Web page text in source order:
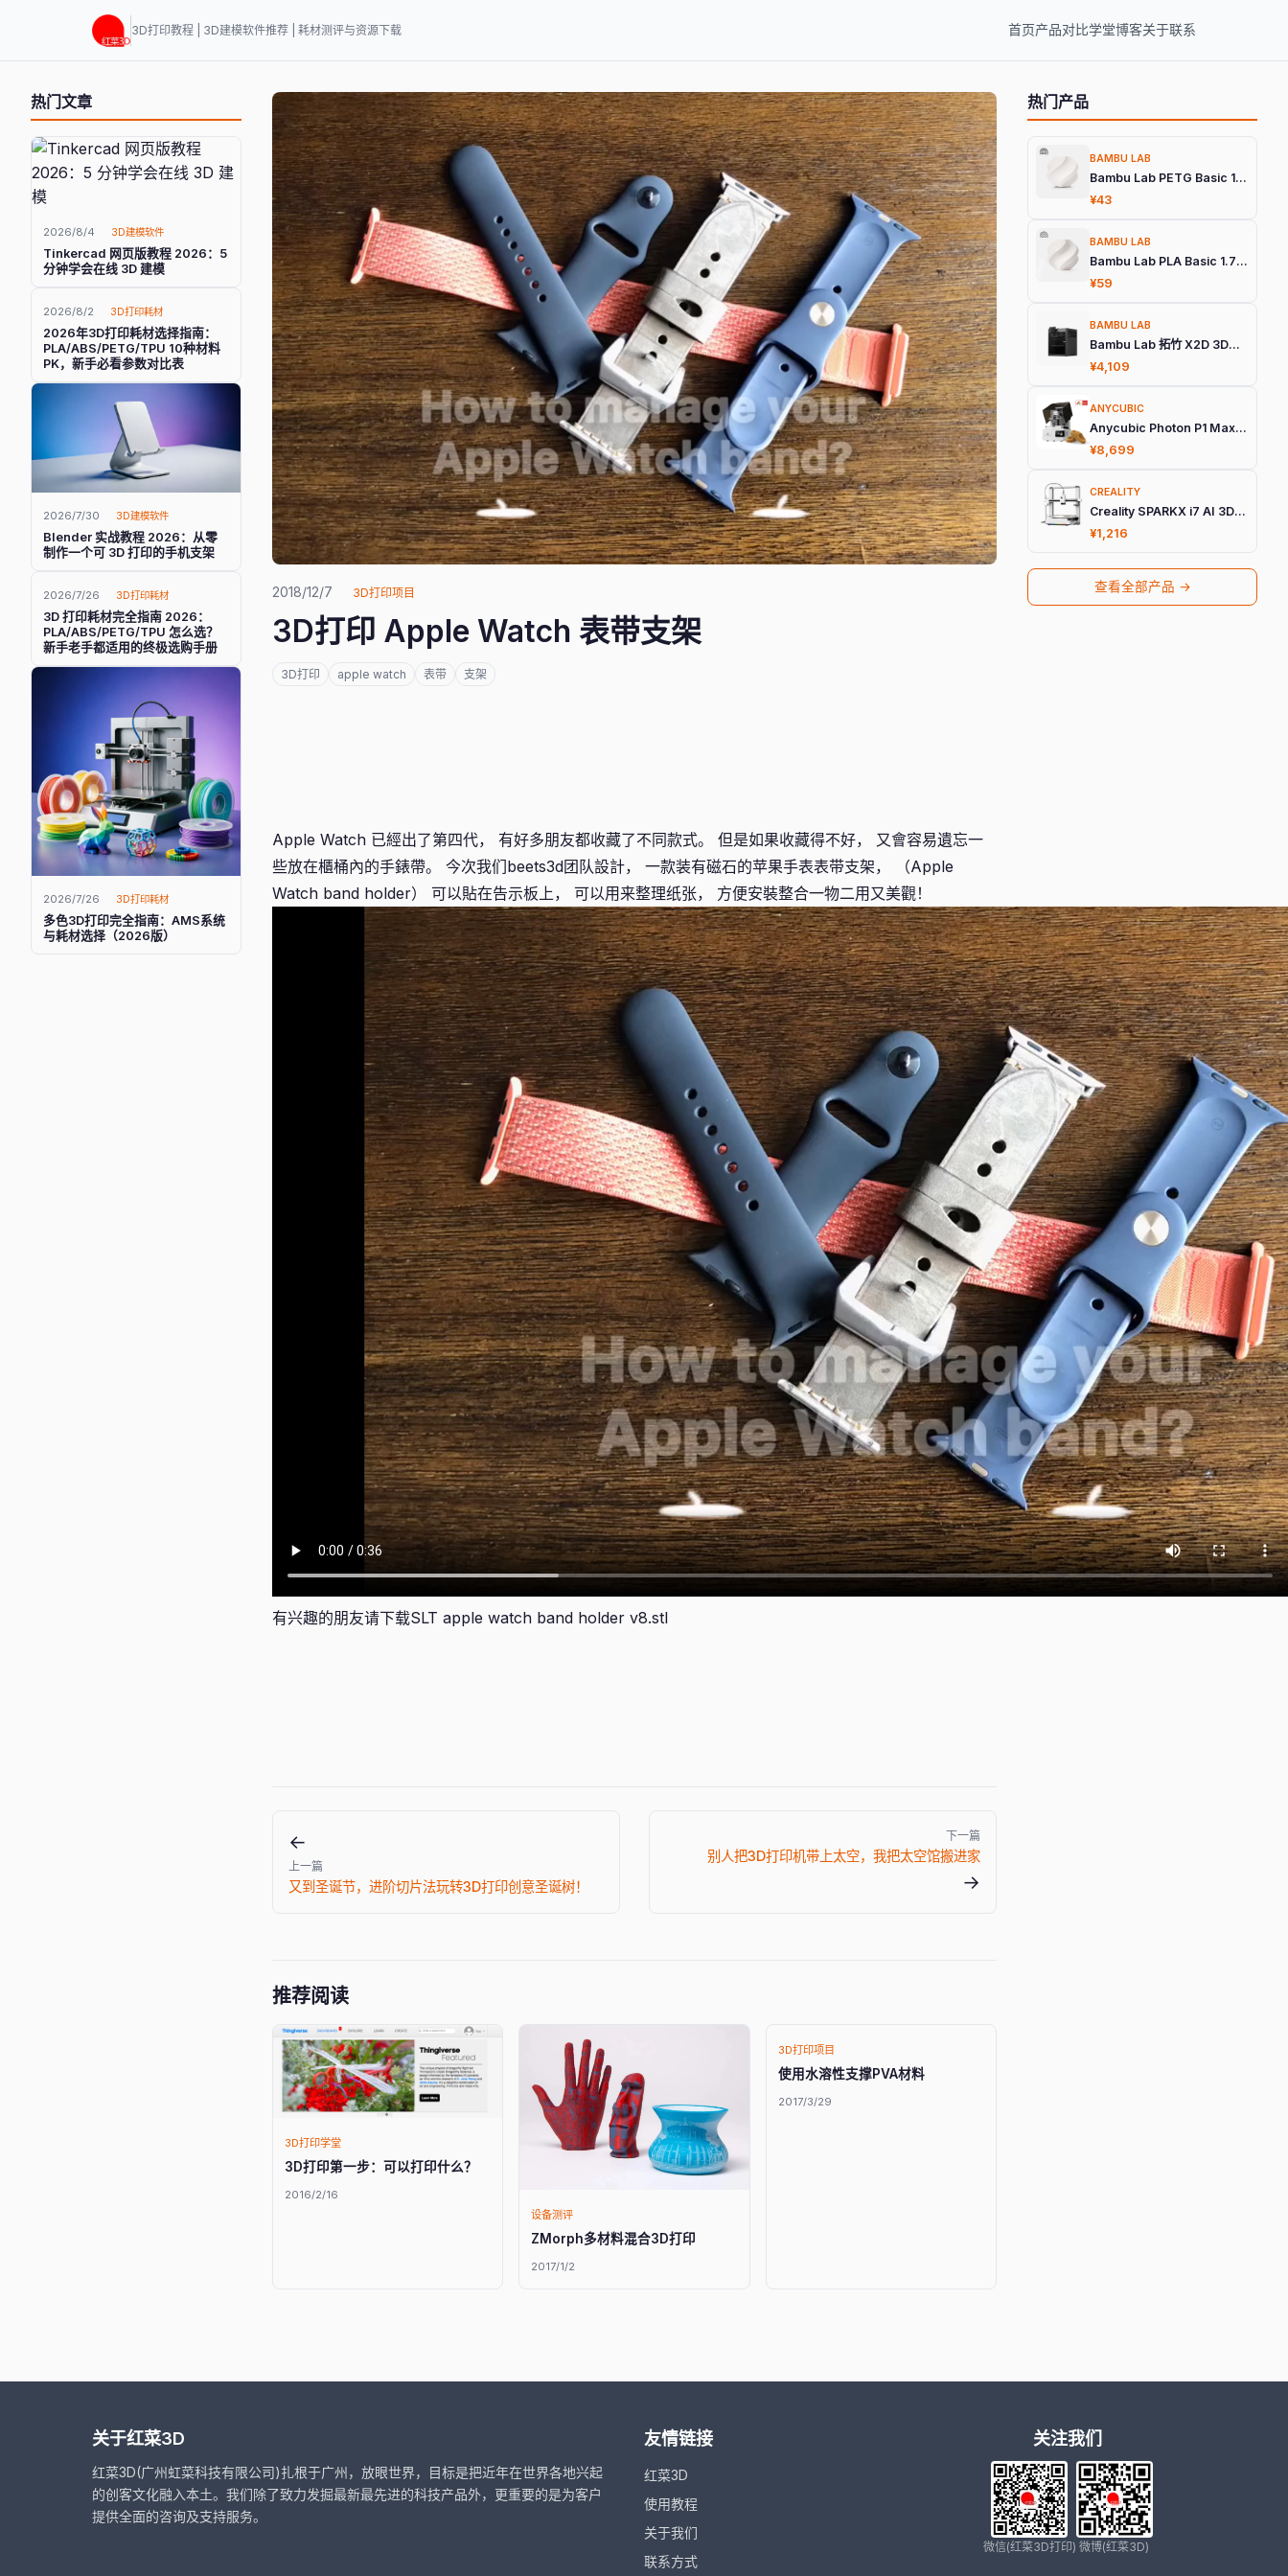
3D打印教程 | 3D建模软件推荐 | 耗材测评与资源下载 首页产品对比学堂博客关于联系
热门文章
2026/8/4 3D建模软件
Tinkercad 网页版教程 2026：5
分钟学会在线 3D 建模
2026/8/2 3D打印耗材
2026年3D打印耗材选择指南：
PLA/ABS/PETG/TPU 10种材料
PK，新手必看参数对比表
2026/7/30 3D建模软件
Blender 实战教程 2026：从零
制作一个可 3D 打印的手机支架
2026/7/26 3D打印耗材
3D 打印耗材完全指南 2026：
PLA/ABS/PETG/TPU 怎么选？
新手老手都适用的终极选购手册
2026/7/26 3D打印耗材
多色3D打印完全指南：AMS系统
与耗材选择（2026版）
2018/12/7 3D打印项目
3D打印 Apple Watch 表带支架
3D打印 apple watch 表带 支架
Apple Watch 已經出了第四代， 有好多朋友都收藏了不同款式。 但是如果收藏得不好， 又會容易遺忘一
些放在櫃桶內的手錶帶。 今次我们beets3d团队設計， 一款装有磁石的苹果手表表带支架， （Apple
Watch band holder） 可以貼在告示板上， 可以用来整理纸张， 方便安裝整合一物二用又美觀！
有兴趣的朋友请下载SLT apple watch band holder v8.stl
←
上一篇
又到圣诞节，进阶切片法玩转3D打印创意圣诞树！
下一篇
别人把3D打印机带上太空，我把太空馆搬进家
→
推荐阅读
3D打印学堂
3D打印第一步：可以打印什么？
2016/2/16
设备测评
ZMorph多材料混合3D打印
2017/1/2
3D打印项目
使用水溶性支撑PVA材料
2017/3/29
热门产品
BAMBU LAB
Bambu Lab PETG Basic 1.75mm 3D打印耗材
¥43
BAMBU LAB
Bambu Lab PLA Basic 1.75mm 3D打印耗材
¥59
BAMBU LAB
Bambu Lab 拓竹 X2D 3D打印机
¥4,109
ANYCUBIC
Anycubic Photon P1 Max 旗舰光固化3D打印机
¥8,699
CREALITY
Creality SPARKX i7 AI 3D打印机
¥1,216
查看全部产品 →
关于红菜3D
红菜3D(广州虹菜科技有限公司)扎根于广州，放眼世界，目标是把近年在世界各地兴起
的创客文化融入本土。我们除了致力发掘最新最先进的科技产品外，更重要的是为客户
提供全面的咨询及支持服务。
友情链接
红菜3D
使用教程
关于我们
联系方式
关注我们
微信(红菜3D打印) 微博(红菜3D)